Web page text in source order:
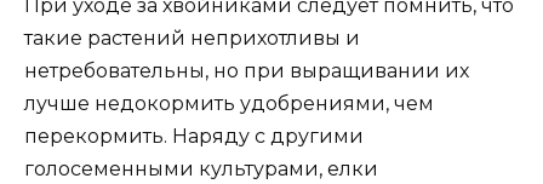
При уходе за хвойниками следует помнить, что
такие растений неприхотливы и
нетребовательны, но при выращивании их
лучше недокормить удобрениями, чем
перекормить. Наряду с другими
голосеменными культурами, елки